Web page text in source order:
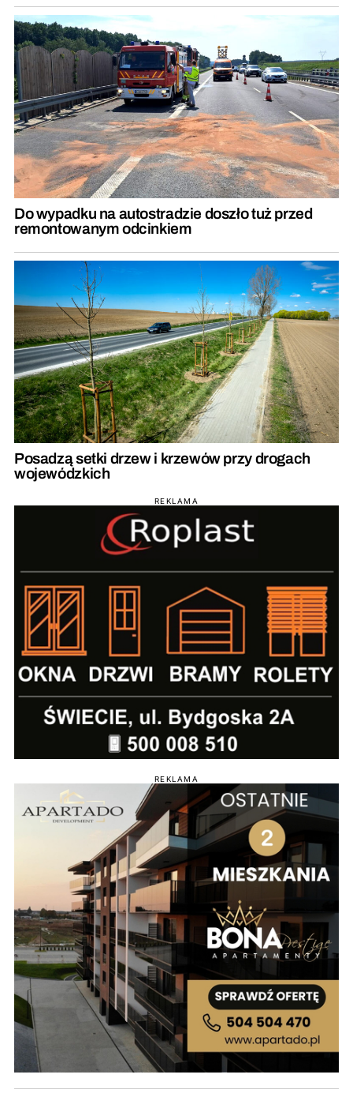
Do wypadku na autostradzie doszło tuż przed
remontowanym odcinkiem
Posadzą setki drzew i krzewów przy drogach
wojewódzkich
REKLAMA
REKLAMA